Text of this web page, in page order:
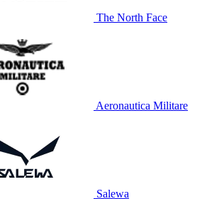
The North Face
Aeronautica Militare
Salewa